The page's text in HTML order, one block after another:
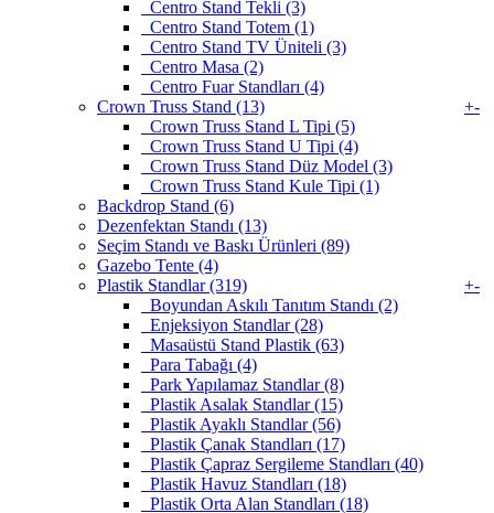
Centro Stand Tekli (3)
Centro Stand Totem (1)
Centro Stand TV Üniteli (3)
Centro Masa (2)
Centro Fuar Standları (4)
Crown Truss Stand (13)
+-
Crown Truss Stand L Tipi (5)
Crown Truss Stand U Tipi (4)
Crown Truss Stand Düz Model (3)
Crown Truss Stand Kule Tipi (1)
Backdrop Stand (6)
Dezenfektan Standı (13)
Seçim Standı ve Baskı Ürünleri (89)
Gazebo Tente (4)
Plastik Standlar (319)
+-
Boyundan Askılı Tanıtım Standı (2)
Enjeksiyon Standlar (28)
Masaüstü Stand Plastik (63)
Para Tabağı (4)
Park Yapılamaz Standlar (8)
Plastik Asalak Standlar (15)
Plastik Ayaklı Standlar (56)
Plastik Çanak Standları (17)
Plastik Çapraz Sergileme Standları (40)
Plastik Havuz Standları (18)
Plastik Orta Alan Standları (18)